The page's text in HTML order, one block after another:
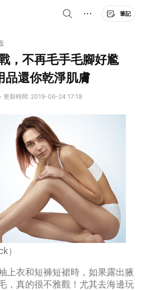
筆記
，不再毛手毛腳好尷
品還你乾淨肌膚
更新時間: 2019-06-24 17:18
）
上衣和短褲短裙時，如果露出腋
，真的很不雅觀！尤其去海邊玩